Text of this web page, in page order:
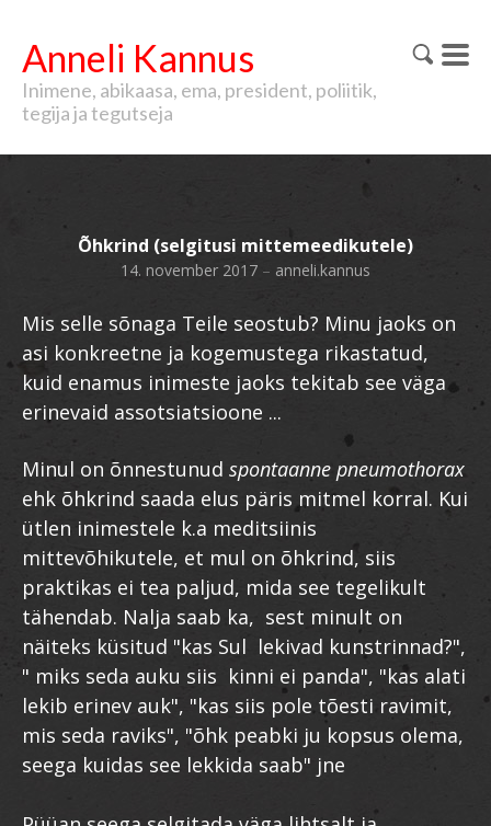
Anneli Kannus
Inimene, abikaasa, ema, president, poliitik,
tegija ja tegutseja
Õhkrind (selgitusi mittemeedikutele)
14. november 2017 – anneli.kannus
Mis selle sõnaga Teile seostub? Minu jaoks on
asi konkreetne ja kogemustega rikastatud,
kuid enamus inimeste jaoks tekitab see väga
erinevaid assotsiatsioone ...
Minul on õnnestunud spontaanne pneumothorax
ehk õhkrind saada elus päris mitmel korral. Kui
ütlen inimestele k.a meditsiinis
mittevõhikutele, et mul on õhkrind, siis
praktikas ei tea paljud, mida see tegelikult
tähendab. Nalja saab ka, sest minult on
näiteks küsitud "kas Sul lekivad kunstrinnad?",
" miks seda auku siis kinni ei panda", "kas alati
lekib erinev auk", "kas siis pole tõesti ravimit,
mis seda raviks", "õhk peabki ju kopsus olema,
seega kuidas see lekkida saab" jne